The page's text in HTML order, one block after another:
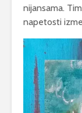
nijansama.
napetosti